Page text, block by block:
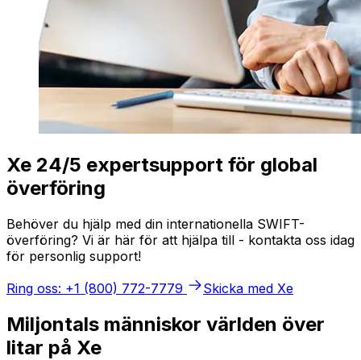
Xe 24/5 expertsupport för global
överföring
Behöver du hjälp med din internationella SWIFT-
överföring? Vi är här för att hjälpa till - kontakta oss idag
för personlig support!
Ring oss: +1 (800) 772-7779
Skicka med Xe
Miljontals människor världen över
litar på Xe